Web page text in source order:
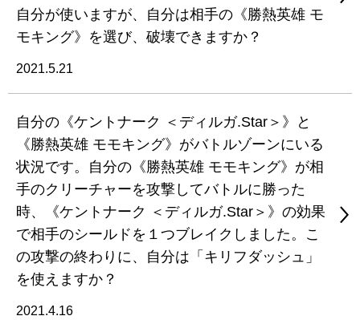
自分が使いますが、自分は相手の《勝熱英雄 モ
モキング》を選び、破壊できますか？
2021.5.21
自分の《ケントナーク ＜ディルガ.Star＞》と
《勝熱英雄 モモキング》がバトルゾーンにいる
状況です。自分の《勝熱英雄 モモキング》が相
手のクリーチャーを攻撃してバトルに勝った
時、《ケントナーク ＜ディルガ.Star＞》の効果
で相手のシールドを１つブレイクしました。こ
の攻撃の終わりに、自分は「キリフダッシュ」
を使えますか？
2021.4.16